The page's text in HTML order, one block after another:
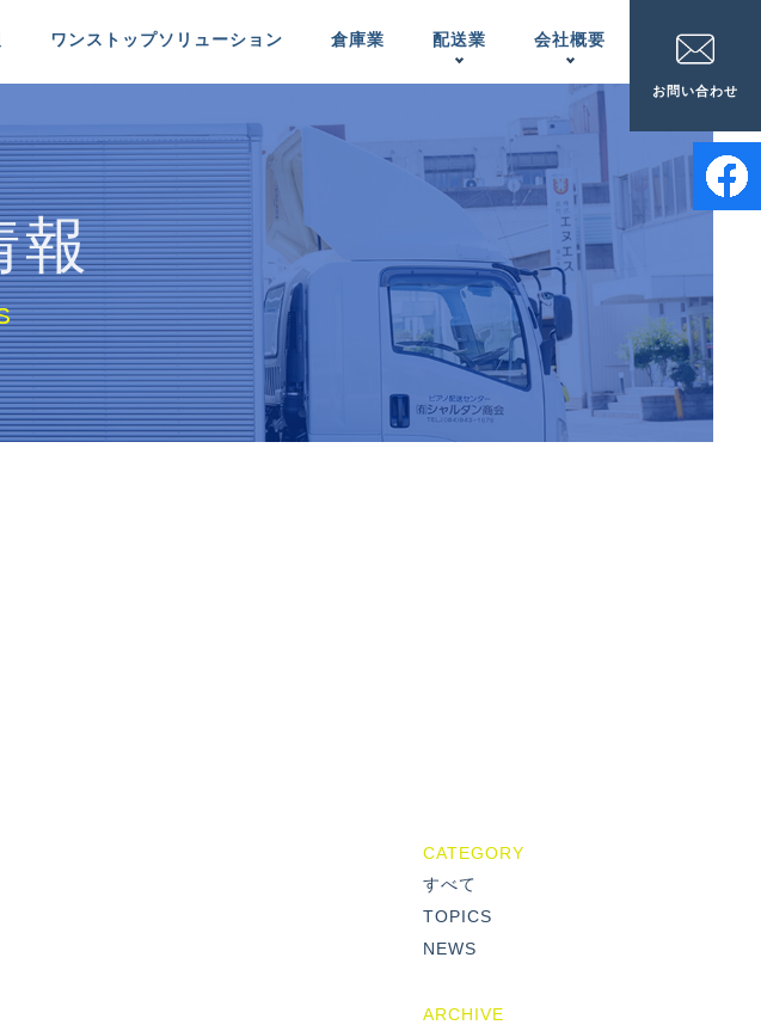
ワンストップソリューション 倉庫業 配送業
配送
APPLIANCES
送
PACKAGE
ピアノの配置＆
メンテナンス
INSTALLATION ＆
MAINTENANCE
会社概要
ン商会について
IDENTITY
LOCATIONS
ト
＆ RECRUIT
お問い合わせ
報
CATEGORY
すべて
TOPICS
NEWS
ARCHIVE